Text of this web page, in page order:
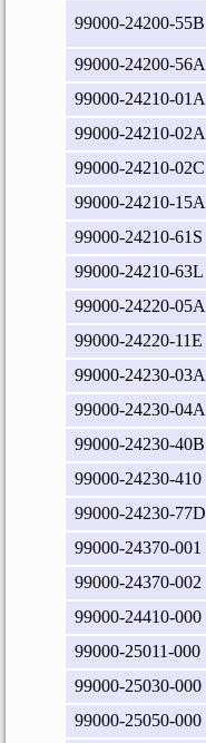
99000-24200-55B
99000-24200-56A
99000-24210-01A
99000-24210-02A
99000-24210-02C
99000-24210-15A
99000-24210-61S
99000-24210-63L
99000-24220-05A
99000-24220-11E
99000-24230-03A
99000-24230-04A
99000-24230-40B
99000-24230-410
99000-24230-77D
99000-24370-001
99000-24370-002
99000-24410-000
99000-25011-000
99000-25030-000
99000-25050-000